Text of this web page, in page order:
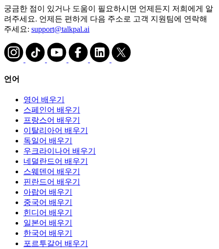
궁금한 점이 있거나 도움이 필요하시면 언제든지 저희에게 알
려주세요. 언제든 편하게 다음 주소로 고객 지원팀에 연락해
주세요: support@talkpal.ai
언어
영어 배우기
스페인어 배우기
프랑스어 배우기
이탈리아어 배우기
독일어 배우기
우크라이나어 배우기
네덜란드어 배우기
스웨덴어 배우기
핀란드어 배우기
아랍어 배우기
중국어 배우기
힌디어 배우기
일본어 배우기
한국어 배우기
포르투갈어 배우기